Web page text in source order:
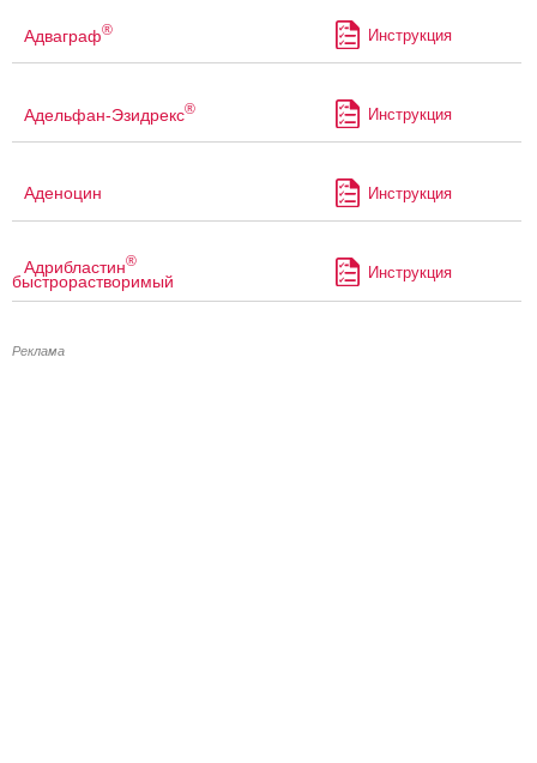
Адваграф® Инструкция
Адельфан-Эзидрекс® Инструкция
Аденоцин Инструкция
Адрибластин®
быстрорастворимый Инструкция
Реклама